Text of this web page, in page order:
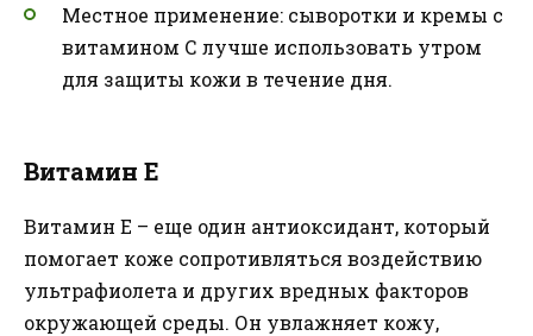
Местное применение: сыворотки и кремы с
витамином С лучше использовать утром
для защиты кожи в течение дня.
Витамин Е
Витамин Е – еще один антиоксидант, который
помогает коже сопротивляться воздействию
ультрафиолета и других вредных факторов
окружающей среды. Он увлажняет кожу,